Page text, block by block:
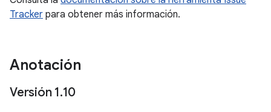
Tracker para obtener más información.
Anotación
Versión 1.10